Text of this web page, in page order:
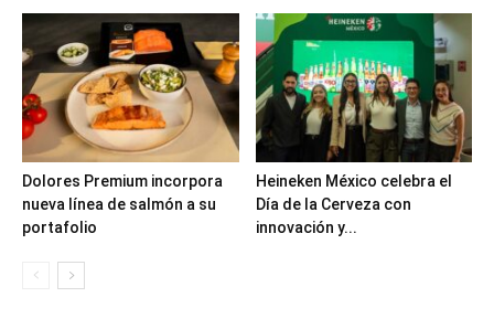
Dolores Premium incorpora
nueva línea de salmón a su
portafolio
Heineken México celebra el
Día de la Cerveza con
innovación y...